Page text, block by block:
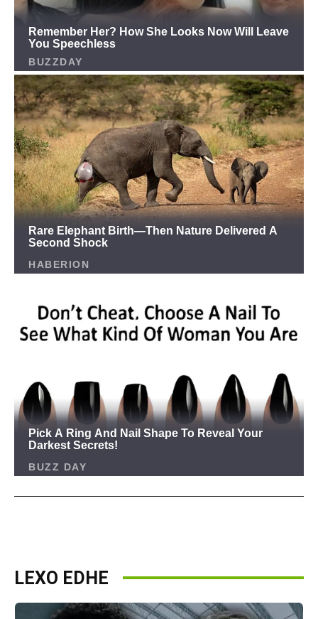
LEXO EDHE